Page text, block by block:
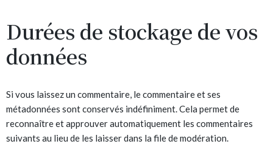
Durées de stockage de vos
données
Si vous laissez un commentaire, le commentaire et ses
métadonnées sont conservés indéfiniment. Cela permet de
reconnaître et approuver automatiquement les commentaires
suivants au lieu de les laisser dans la file de modération.